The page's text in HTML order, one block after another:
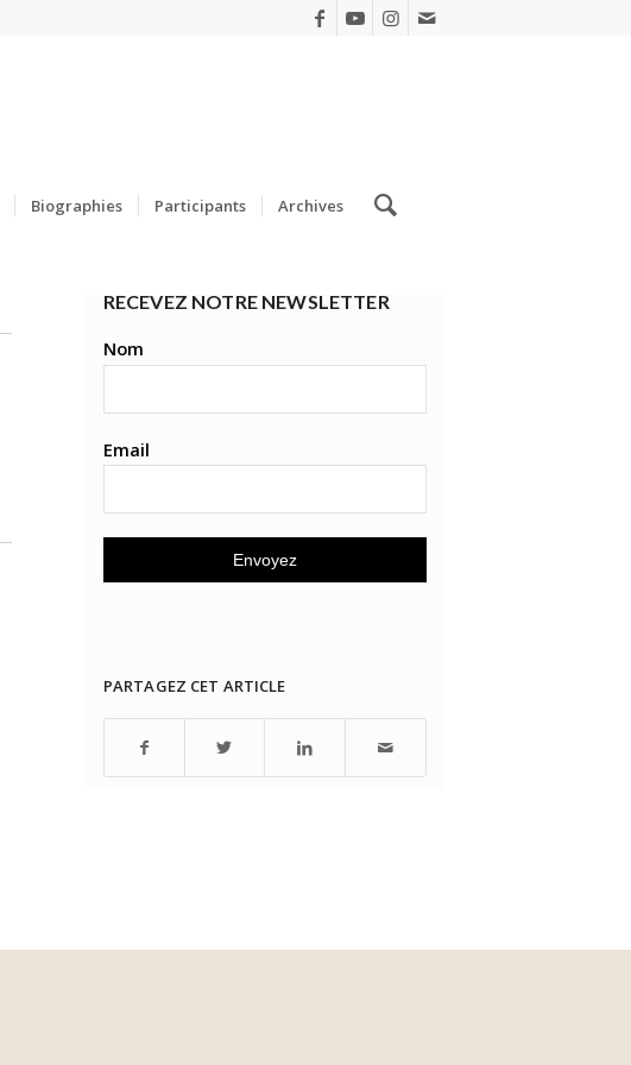
Biographies Participants Archives
RECEVEZ NOTRE NEWSLETTER
Nom
Email
PARTAGEZ CET ARTICLE